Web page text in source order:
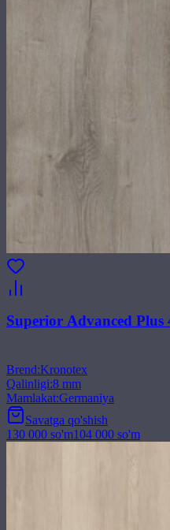
Superior Advanced Plus
Brend:Kronotex
Qalinligi:8 mm
Mamlakat:Germaniya
Savatga qo'shish
130 000 so'm104 000 so'm